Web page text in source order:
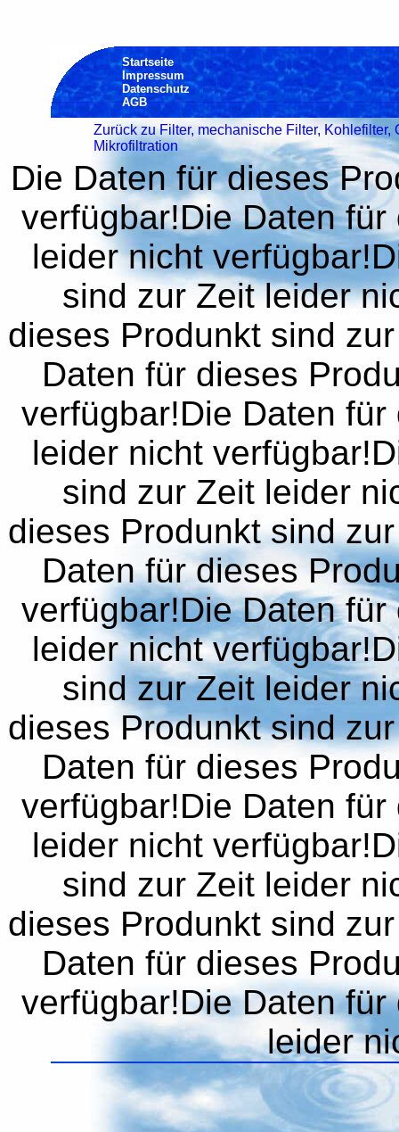
Startseite
Impressum
Datenschutz
AGB
Zurück zu Filter, mechanische Filter, Kohlefilter,
Mikrofiltration
Die Daten für dieses
verfügbar!Die Daten
leider nicht
sind zur Zeit leider
dieses Produnkt sind
Daten für dieses
verfügbar!Die Daten
leider nicht
sind zur Zeit leider
dieses Produnkt sind
Daten für dieses
verfügbar!Die Daten
leider nicht
sind zur Zeit leider
dieses Produnkt sind
Daten für dieses
verfügbar!Die Daten
leider nicht
sind zur Zeit leider
dieses Produnkt sind
Daten für dieses
verfügbar!Die Daten
leider